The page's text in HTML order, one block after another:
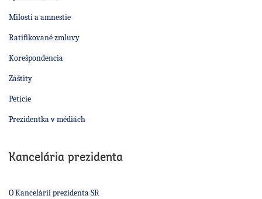
Milosti a amnestie
Ratifikované zmluvy
Korešpondencia
Záštity
Petície
Prezidentka v médiách
Kancelária prezidenta
O Kancelárii prezidenta SR